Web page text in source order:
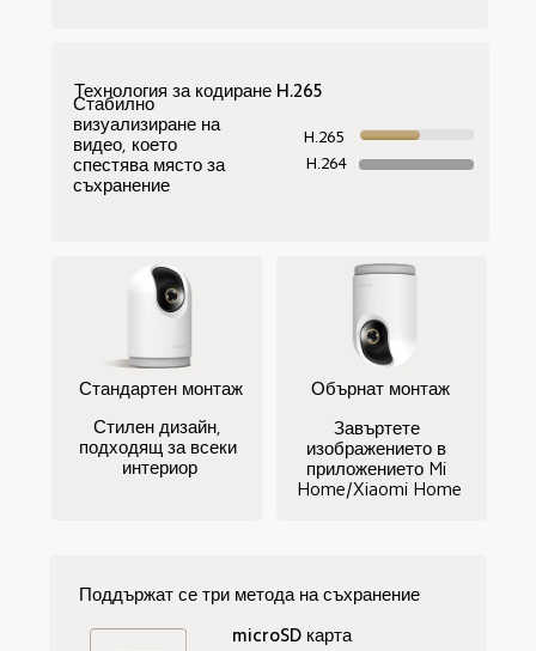
Технология за кодиране H.265
Стабилно
визуализиране на
видео, което
спестява място за
съхранение
H.265
H.264
Стандартен монтаж Обърнат монтаж
Стилен дизайн,
подходящ за всеки
интериор
Завъртете
изображението в
приложението Mi
Home/Xiaomi Home
Поддържат се три метода на съхранение
microSD карта